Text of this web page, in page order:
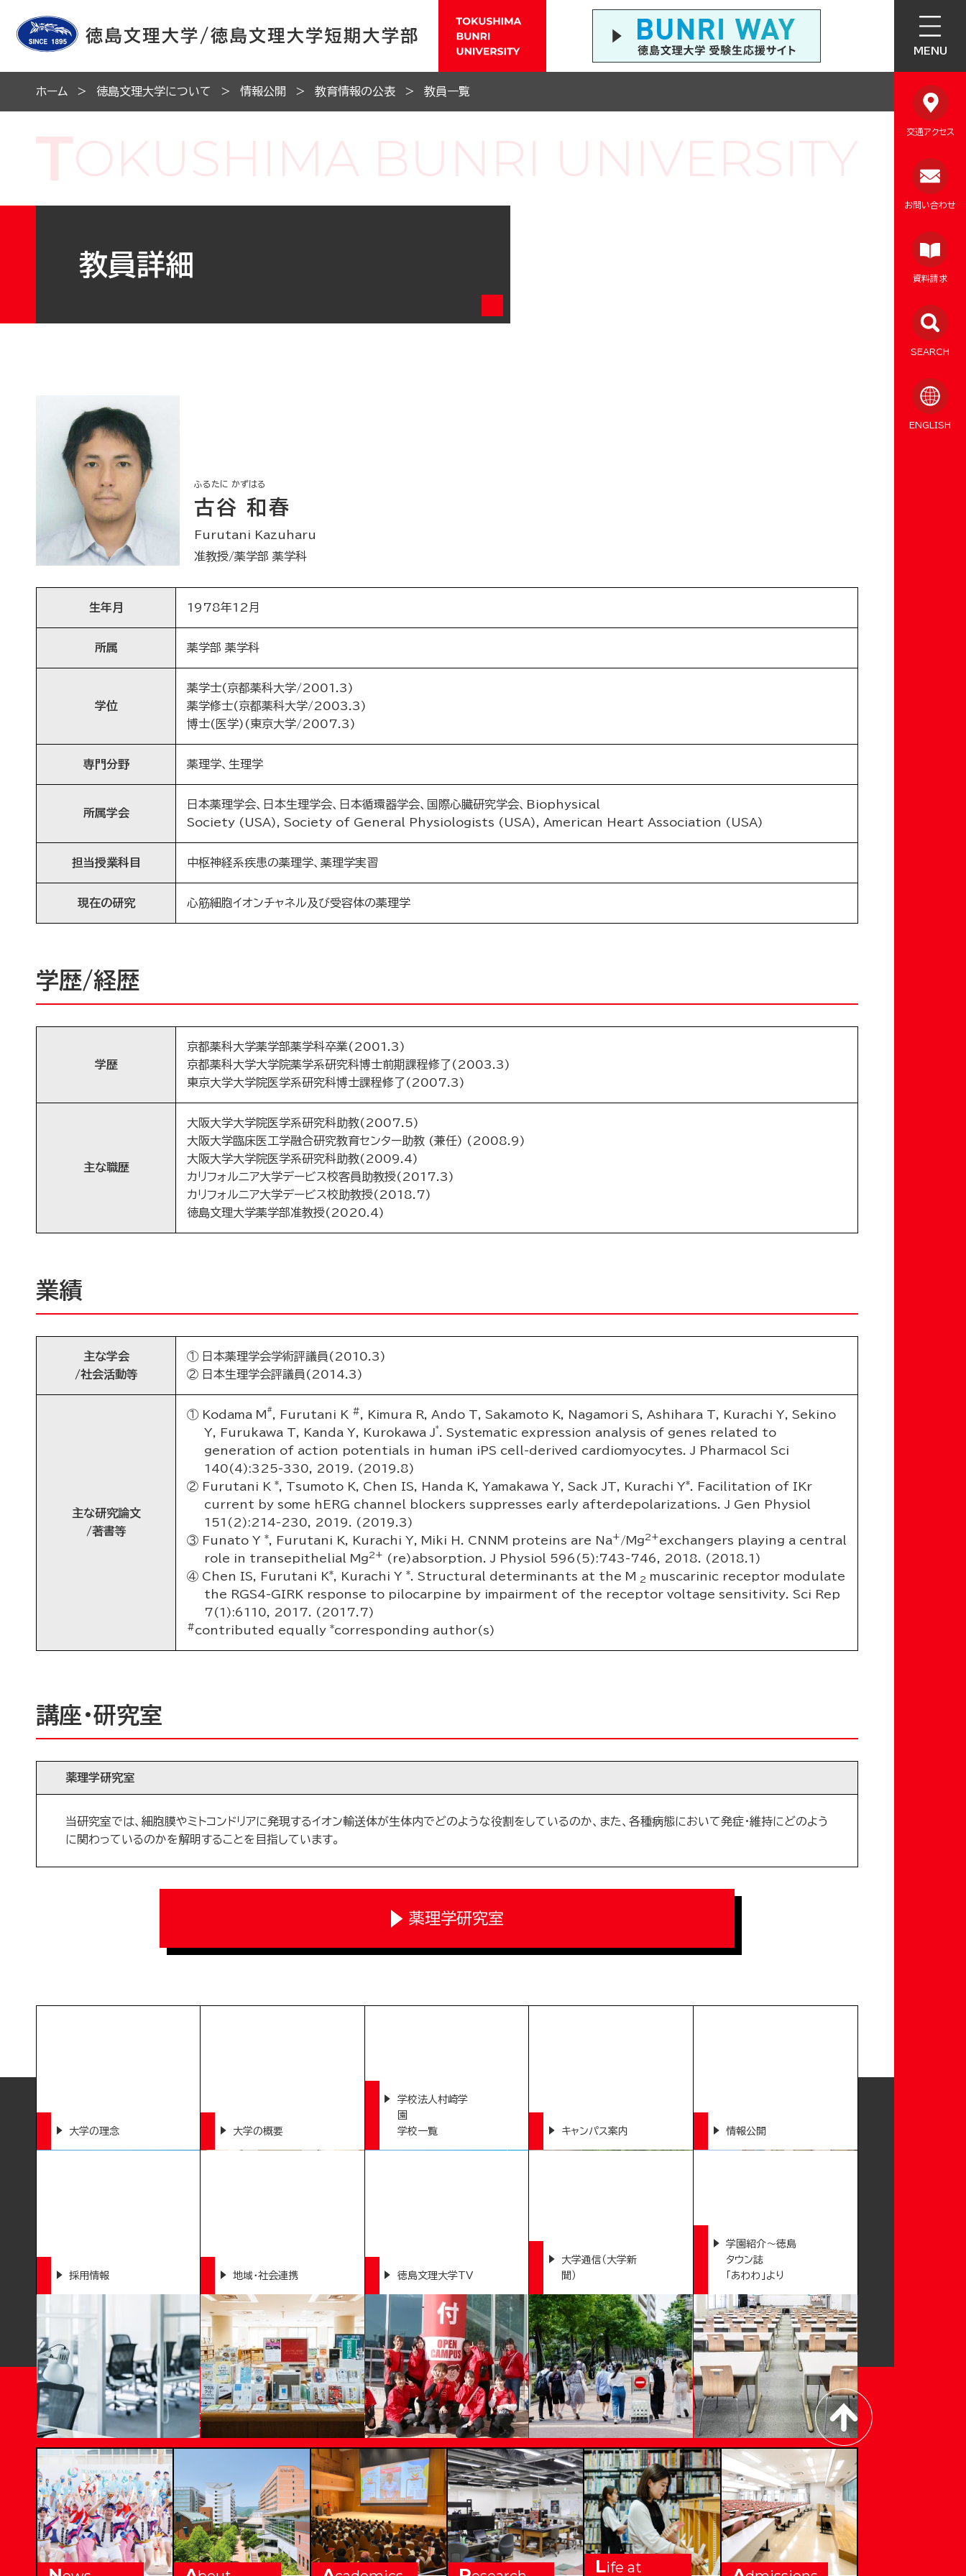
MENU
交通アクセス
お問い合わせ
資料請求
SEARCH
ENGLISH
ホーム 徳島文理大学について 情報公開 教育情報の公表 教員一覧
教員詳細
ふるたに かずはる
古谷 和春
Furutani Kazuharu
准教授/薬学部 薬学科
生年月 1978年12月
所属 薬学部 薬学科
学位
薬学士(京都薬科大学/2001.3)
薬学修士(京都薬科大学/2003.3)
博士(医学)(東京大学/2007.3)
専門分野 薬理学、生理学
所属学会
日本薬理学会、日本生理学会、日本循環器学会、国際心臓研究学会、Biophysical
Society (USA), Society of General Physiologists (USA), American Heart Association (USA)
担当授業科目 中枢神経系疾患の薬理学、薬理学実習
現在の研究 心筋細胞イオンチャネル及び受容体の薬理学
学歴/経歴
学歴
京都薬科大学薬学部薬学科卒業(2001.3)
京都薬科大学大学院薬学系研究科博士前期課程修了(2003.3)
東京大学大学院医学系研究科博士課程修了(2007.3)
主な職歴
大阪大学大学院医学系研究科助教(2007.5)
大阪大学臨床医工学融合研究教育センター助教 (兼任) (2008.9)
大阪大学大学院医学系研究科助教(2009.4)
カリフォルニア大学デービス校客員助教授(2017.3)
カリフォルニア大学デービス校助教授(2018.7)
徳島文理大学薬学部准教授(2020.4)
業績
主な学会
/社会活動等
① 日本薬理学会学術評議員(2010.3)
② 日本生理学会評議員(2014.3)
主な研究論文
/著書等
① Kodama M #, Furutani K #, Kimura R, Ando T, Sakamoto K, Nagamori S, Ashihara T, Kurachi Y, Sekino
Y, Furukawa T, Kanda Y, Kurokawa J*. Systematic expression analysis of genes related to
generation of action potentials in human iPS cell-derived cardiomyocytes. J Pharmacol Sci
140(4):325-330, 2019. (2019.8)
② Furutani K *, Tsumoto K, Chen IS, Handa K, Yamakawa Y, Sack JT, Kurachi Y*. Facilitation of IKr
current by some hERG channel blockers suppresses early afterdepolarizations. J Gen Physiol
151(2):214-230, 2019. (2019.3)
③ Funato Y *, Furutani K, Kurachi Y, Miki H. CNNM proteins are Na+ /Mg2+exchangers playing a central
role in transepithelial Mg2+
(re)absorption. J Physiol 596(5):743-746, 2018. (2018.1)
④ Chen IS, Furutani K*, Kurachi Y *. Structural determinants at the M 2 muscarinic receptor modulate
the RGS4-GIRK response to pilocarpine by impairment of the receptor voltage sensitivity. Sci Rep
7(1):6110, 2017. (2017.7)
#contributed equally *corresponding author(s)
講座・研究室
薬理学研究室
当研究室では、細胞膜やミトコンドリアに発現するイオン輸送体が生体内でどのような役割をしているのか、また、各種病態において発症・維持にどのよう
に関わっているのかを解明することを目指しています。
薬理学研究室
大学の理念 大学の概要
学校法人村崎学
園
学校一覧
キャンパス案内 情報公開
採用情報 地域・社会連携 徳島文理大学TV
大学通信（大学新
聞）
学園紹介～徳島
タウン誌
「あわわ」より
TOKUSHIMA BUNRI UNIVERSITY
Life at